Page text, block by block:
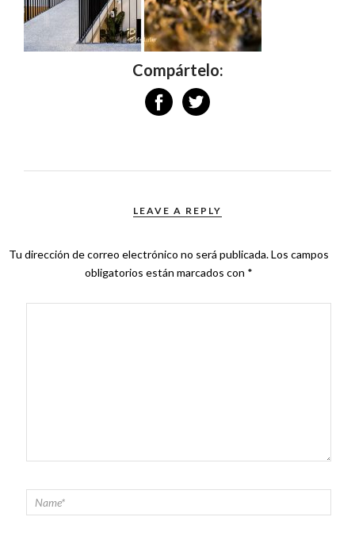
Compártelo:
LEAVE A REPLY
Tu dirección de correo electrónico no será publicada.Los campos
obligatorios están marcados con *